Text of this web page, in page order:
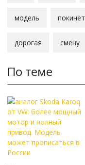
модель покинет
дорогая смену
По теме